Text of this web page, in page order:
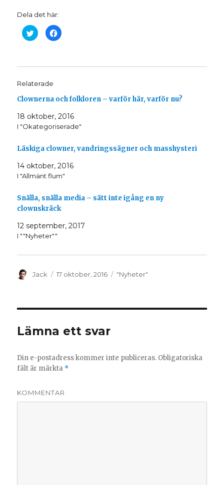
Dela det här:
K
l
f
a
t
d
l
a
p
w
i
t
e
r
(
p
n
a
i
e
t
t
y
f
ö
r
K
l
f
t
d
l
a
p
a
c
b
o
o
k
p
p
n
s
i
n
t
f
e
Relaterade
Clownerna och folkloren – varför här, varför nu?
18 oktober, 2016
I "Okategoriserade"
Läskiga clowner, vandringssägner och masshysteri
14 oktober, 2016
I "Allmänt flum"
Snälla, snälla media – sätt inte igång en ny
clownskräck
12 september, 2017
I ""Nyheter""
Författare
Jack Postat
17 oktober, 2016 Kategorier
"Nyheter"
Lämna ett svar
Din e-postadress kommer inte publiceras. Obligatoriska
fält är märkta *
KOMMENTAR